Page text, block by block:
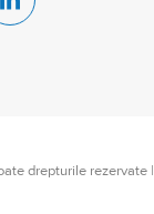
drepturile rezervate |